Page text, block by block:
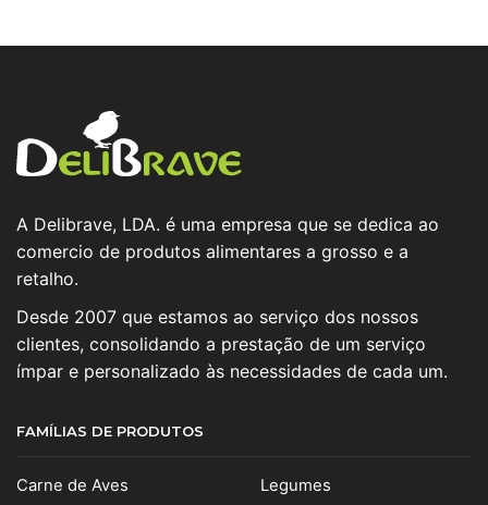
A Delibrave, LDA. é uma empresa que se dedica ao
comercio de produtos alimentares a grosso e a
retalho.
Desde 2007 que estamos ao serviço dos nossos
clientes, consolidando a prestação de um serviço
ímpar e personalizado às necessidades de cada um.
FAMÍLIAS DE PRODUTOS
Carne de Aves
Legumes